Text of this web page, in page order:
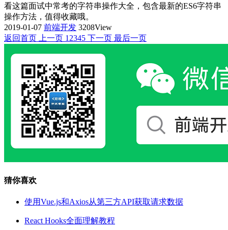
看这篇面试中常考的字符串操作大全，包含最新的ES6字符串
操作方法，值得收藏哦。
2019-01-07 前端开发 3208View
返回首页
上一页 1 2345 下一页 最后一页
猜你喜欢
使用Vue.js和Axios从第三方API获取请求数据
React Hooks全面理解教程